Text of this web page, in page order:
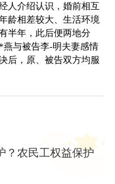
人介绍认识，婚前相互
龄相差较大、生活环境
半年，此后便两地分
与被告李-明夫妻感情
后，原、被告双方均服
？农民工权益保护